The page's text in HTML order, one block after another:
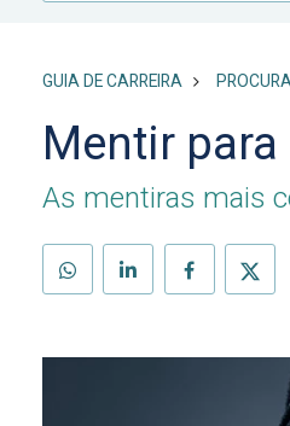
GUIA DE CARREIRA
Mentir
As mentiras mais